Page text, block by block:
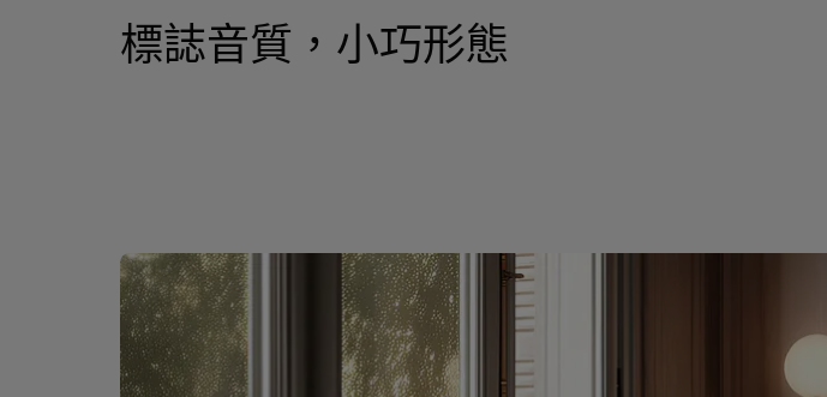
標誌音質，小巧形態